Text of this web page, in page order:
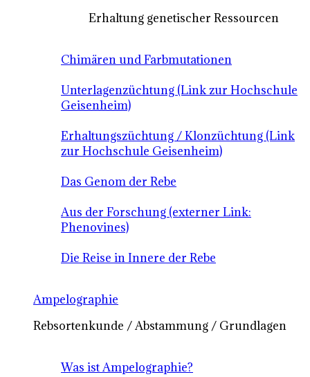
Erhaltung genetischer Ressourcen
Chimären und Farbmutationen
Unterlagenzüchtung (Link zur Hochschule
Geisenheim)
Erhaltungszüchtung / Klonzüchtung (Link
zur Hochschule Geisenheim)
Das Genom der Rebe
Aus der Forschung (externer Link:
Phenovines)
Die Reise in Innere der Rebe
Ampelographie
Rebsortenkunde / Abstammung / Grundlagen
Was ist Ampelographie?